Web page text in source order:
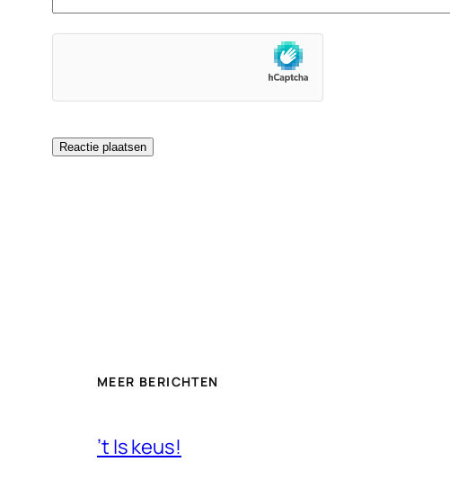
MEER BERICHTEN
’t Is keus!